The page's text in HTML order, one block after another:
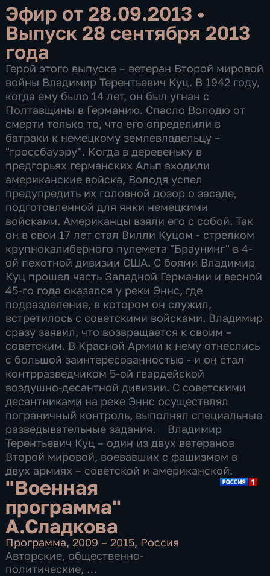
Эфир от 28.09.2013 •
Выпуск 28 сентября 2013
года
Герой этого выпуска – ветеран Второй мировой
войны Владимир Терентьевич Куц. В 1942 году,
когда ему было 14 лет, он был угнан с
Полтавщины в Германию. Спасло Володю от
смерти только то, что его определили в
батраки к немецкому землевладельцу –
"гроссбауэру". Когда в деревеньку в
предгорьях германских Альп входили
американские войска, Володя успел
предупредить их головной дозор о засаде,
подготовленной для янки немецкими
войсками. Американцы взяли его с собой. Так
он в свои 17 лет стал Вилли Куцом - стрелком
крупнокалиберного пулемета "Браунинг" в 4-
ой пехотной дивизии США. С боями Владимир
Куц прошел часть Западной Германии и весной
45-го года оказался у реки Эннс, где
подразделение, в котором он служил,
встретилось с советскими войсками. Владимир
сразу заявил, что возвращается к своим –
советским. В Красной Армии к нему отнеслись
с большой заинтересованностью - и он стал
контрразведчиком 5-ой гвардейской
воздушно-десантной дивизии. С советскими
десантниками на реке Эннс осуществлял
пограничный контроль, выполнял специальные
разведывательные задания. Владимир
Терентьевич Куц – один из двух ветеранов
Второй мировой, воевавших с фашизмом в
двух армиях – советской и американской.
"Военная
программа"
А.Сладкова
Программа,2009 – 2015, Россия
Авторские, общественно-
политические,